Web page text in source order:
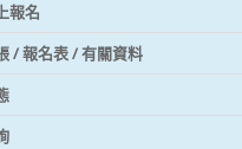
報名
/ 報名表 / 有關資料